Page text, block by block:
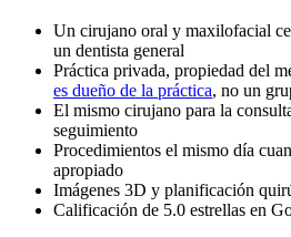
Un cirujano oral y maxilofacial
un dentista general
Práctica privada, propiedad del
es dueño de la práctica, no un
El mismo cirujano para la
seguimiento
Procedimientos el mismo día
apropiado
Imágenes 3D y planificación
Calificación de 5.0 estrellas en